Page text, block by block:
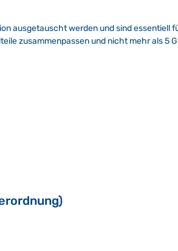
ausgetauscht werden und sind essentiell
zusammenpassen und nicht mehr als 5